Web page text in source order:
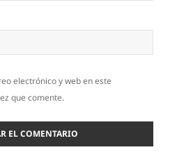
electrónico y web en este
que comente.